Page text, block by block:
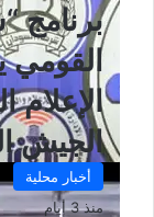
برنامج
القومي
الإعلام
الجيش الـ
أخبار محلية
منذ 3 أيام